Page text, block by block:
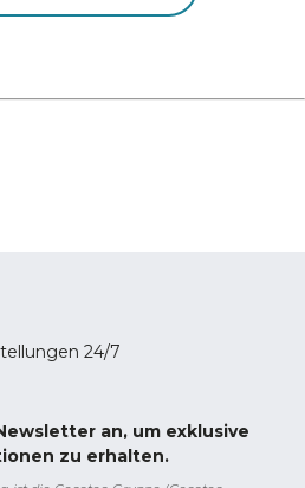
24/7
an, um exklusive
zu erhalten.